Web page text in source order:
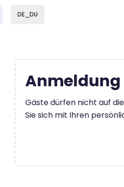
DE_DU
Gäste dürfen nicht auf
Sie sich mit Ihren